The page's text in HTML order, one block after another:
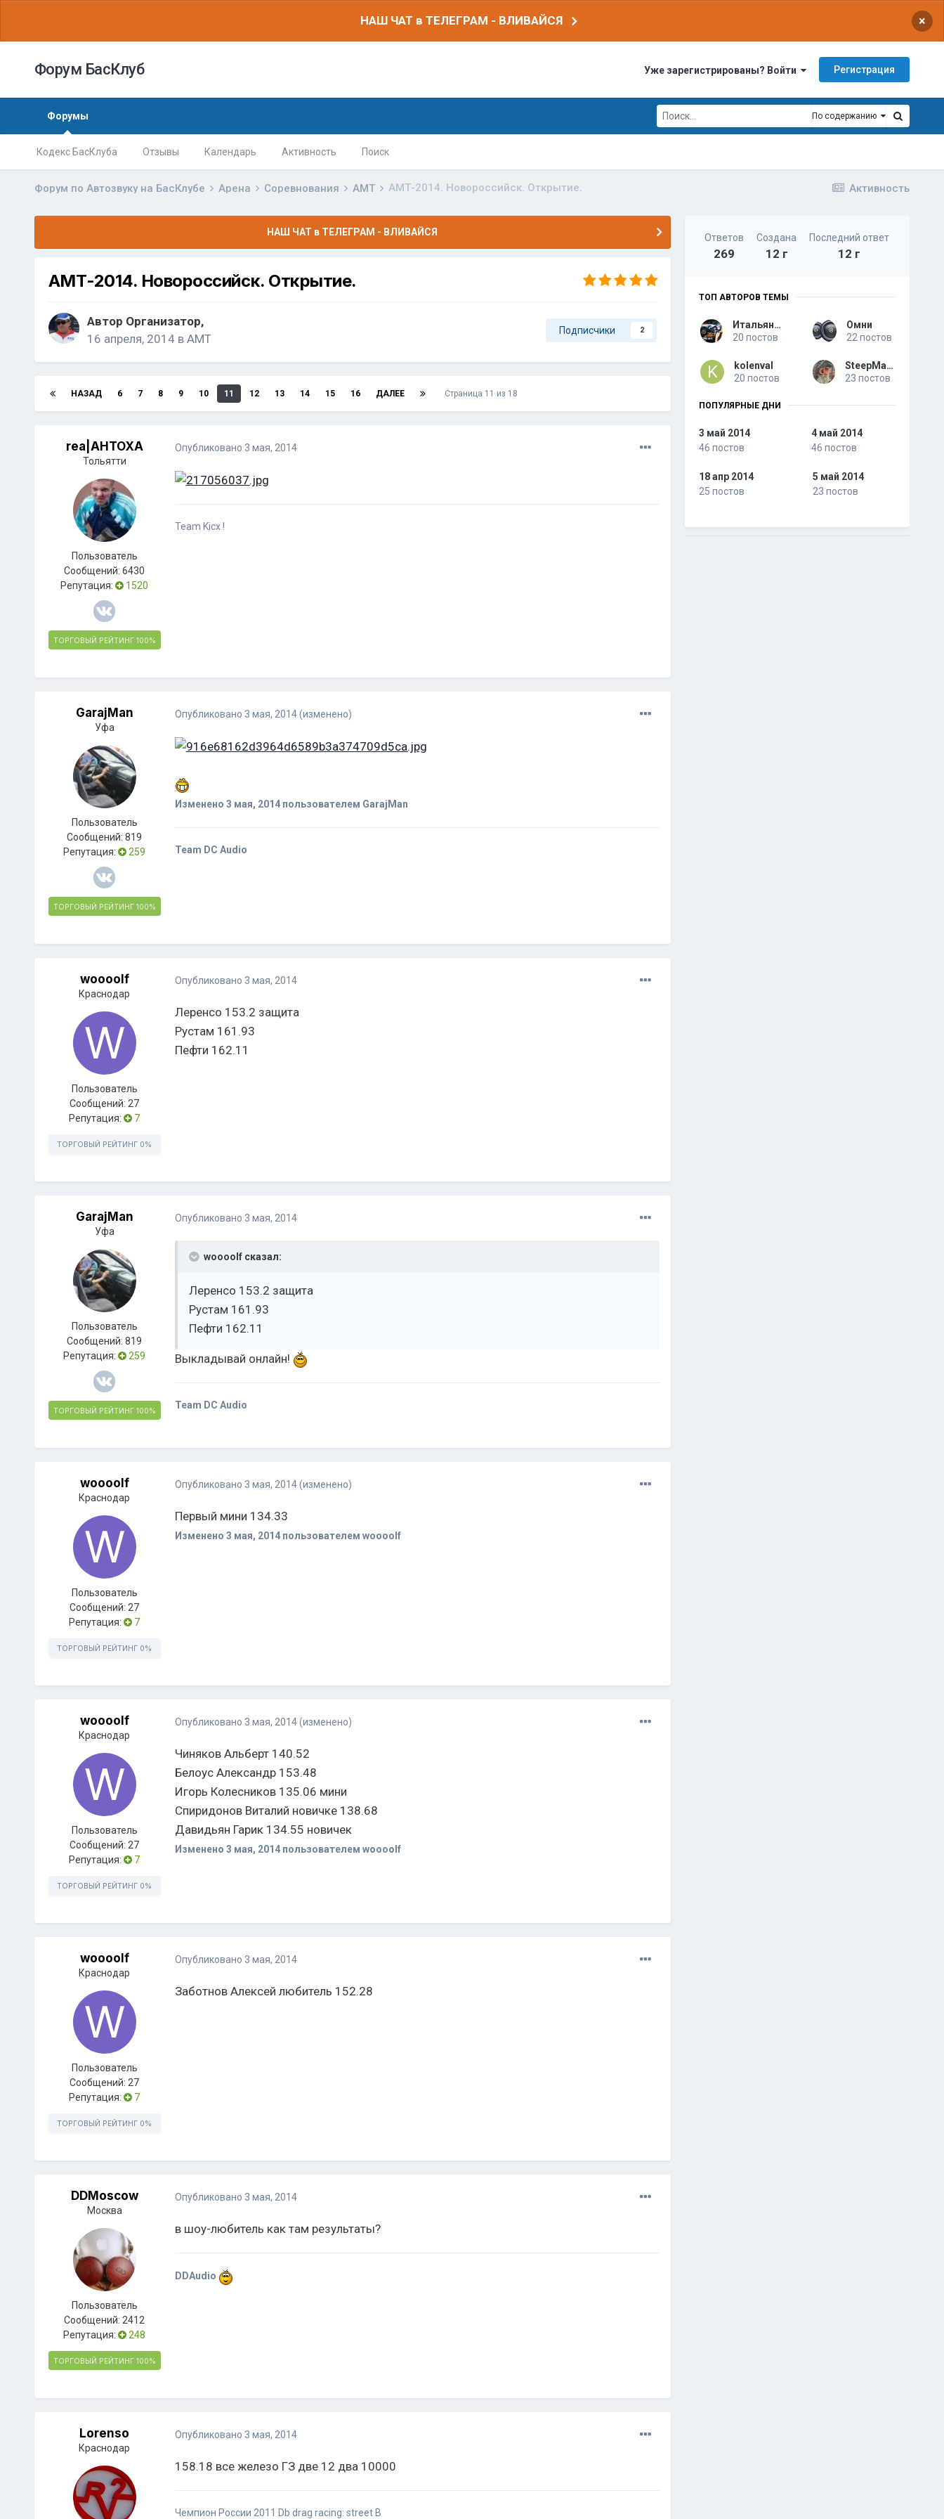
НАШ ЧАТ в ТЕЛЕГРАМ - ВЛИВАЙСЯ ×
Форум БасКлуб Уже зарегистрированы? Войти Регистрация
Форумы
Кодекс БасКлуба Отзывы Календарь Активность Поиск
По содержанию
Активность
Форум по Автозвуку на БасКлубе Арена Соревнования АМТ АМТ-2014. Новороссийск. Открытие.
НАШ ЧАТ в ТЕЛЕГРАМ - ВЛИВАЙСЯ
АМТ-2014. Новороссийск. Открытие.
Автор Организатор,
16 апреля, 2014в АМТ
Подписчики 2
НАЗАД 6 7 8 9 10 11 12 13 14 15 16 ДАЛЕЕ Страница 11 из 18
rea|AHTOXA
Тольятти
Пользователь
Сообщений:6430
Репутация:
1520
ТОРГОВЫЙ РЕЙТИНГ 100%
Опубликовано 3 мая, 2014
Team Kicx !
GarajMan
Уфа
Пользователь
Сообщений:819
Репутация:
259
ТОРГОВЫЙ РЕЙТИНГ 100%
Опубликовано 3 мая, 2014 (изменено)
Изменено 3 мая, 2014пользователем GarajMan
Team DC Audio
woooolf
Краснодар
Пользователь
Сообщений:27
Репутация:
7
ТОРГОВЫЙ РЕЙТИНГ 0%
Опубликовано 3 мая, 2014
Леренсо 153.2 защита
Рустам 161.93
Пефти 162.11
GarajMan
Уфа
Пользователь
Сообщений:819
Репутация:
259
ТОРГОВЫЙ РЕЙТИНГ 100%
Опубликовано 3 мая, 2014
woooolf сказал:
Леренсо 153.2 защита
Рустам 161.93
Пефти 162.11
Выкладывай онлайн!
Team DC Audio
woooolf
Краснодар
Пользователь
Сообщений:27
Репутация:
7
ТОРГОВЫЙ РЕЙТИНГ 0%
Опубликовано 3 мая, 2014 (изменено)
Первый мини 134.33
Изменено 3 мая, 2014пользователем woooolf
woooolf
Краснодар
Пользователь
Сообщений:27
Репутация:
7
ТОРГОВЫЙ РЕЙТИНГ 0%
Опубликовано 3 мая, 2014 (изменено)
Чиняков Альберт 140.52
Белоус Александр 153.48
Игорь Колесников 135.06 мини
Спиридонов Виталий новичке 138.68
Давидьян Гарик 134.55 новичек
Изменено 3 мая, 2014пользователем woooolf
woooolf
Краснодар
Пользователь
Сообщений:27
Репутация:
7
ТОРГОВЫЙ РЕЙТИНГ 0%
Опубликовано 3 мая, 2014
Заботнов Алексей любитель 152.28
DDMoscow
Москва
Пользователь
Сообщений:2412
Репутация:
248
ТОРГОВЫЙ РЕЙТИНГ 100%
Опубликовано 3 мая, 2014
в шоу-любитель как там результаты?
DDAudio
Lorenso
Краснодар
Опубликовано 3 мая, 2014
158.18 все железо ГЗ две 12 два 10000
Чемпион России 2011 Db drag racing: street B
Ответов
269
Создана
12 г
Последний ответ
12 г
ТОП АВТОРОВ ТЕМЫ
Итальянец
20 постов
Омни
22 постов
kolenval
20 постов
SteepMaks
23 постов
ПОПУЛЯРНЫЕ ДНИ
3 май 2014
46 постов
4 май 2014
46 постов
18 апр 2014
25 постов
5 май 2014
23 постов